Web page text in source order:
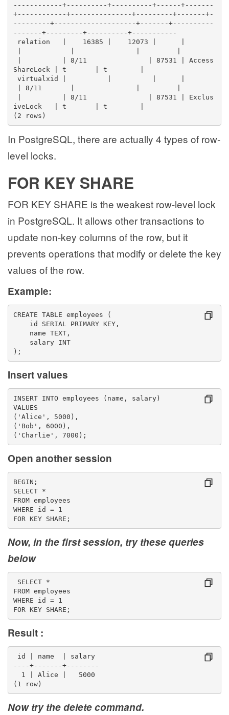
------------+----------+----------+------+-------
+------------+---------------+---------+-------+-
---------+--------------------+-------+----------
-------+---------+----------+-----------
relation   |    16385 |    12073 |      |
|          | 8/11               | 87531 | Access
ShareLock | t       | t        |
virtualxid |          |          |      |
| 8/11       |               |         |
|          | 8/11               | 87531 | Exclus
iveLock   | t       | t        |
(2 rows)
In PostgreSQL, there are actually 4 types of row-
level locks.
FOR KEY SHARE
FOR KEY SHARE is the weakest row-level lock
in PostgreSQL. It allows other transactions to
update non-key columns of the row, but it
prevents operations that modify or delete the key
values of the row.
Example:
CREATE TABLE employees (
id SERIAL PRIMARY KEY,
name TEXT,
salary INT
);
Insert values
INSERT INTO employees (name, salary)
VALUES
('Alice', 5000),
('Bob', 6000),
('Charlie', 7000);
Open another session
BEGIN;
SELECT *
FROM employees
WHERE id = 1
FOR KEY SHARE;
Now, in the first session, try these queries
below
SELECT *
FROM employees
WHERE id = 1
FOR KEY SHARE;
Result :
id | name  | salary
----+-------+--------
1 | Alice |   5000
(1 row)
Now try the delete command.